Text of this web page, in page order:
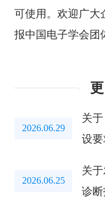
可使用 。欢迎广大
报中国电子学会团
2026.06.29
关
设
2026.06.25
关
诊